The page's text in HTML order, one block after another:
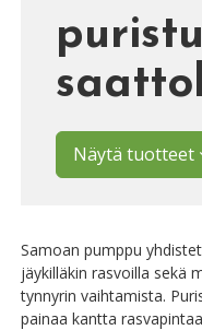
Näytä tuotteet
Samoan pumppu
jäykilläkin rasvoilla sekä
tynnyrin vaihtamista.
painaa kantta